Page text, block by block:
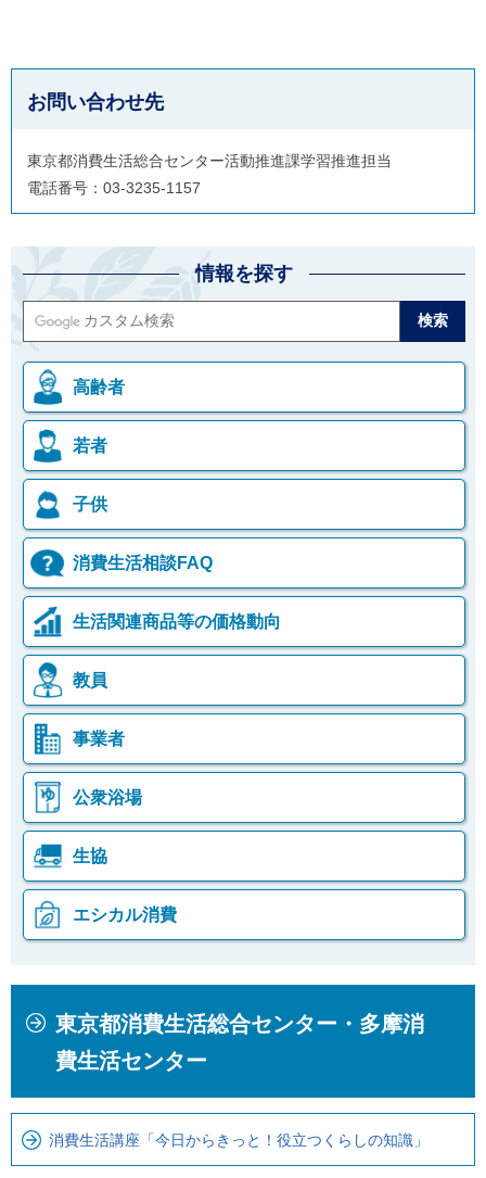
お問い合わせ先
東京都消費生活総合センター活動推進課学習推進担当
電話番号：03-3235-1157
情報を探す
高齢者
若者
子供
消費生活相談FAQ
生活関連商品等の価格動向
教員
事業者
公衆浴場
生協
エシカル消費
ま
で
で
ロ
ー
カ
東京都消費生活総合センター・多摩消
費生活センター
消費生活講座「今日からきっと！役立つくらしの知識」